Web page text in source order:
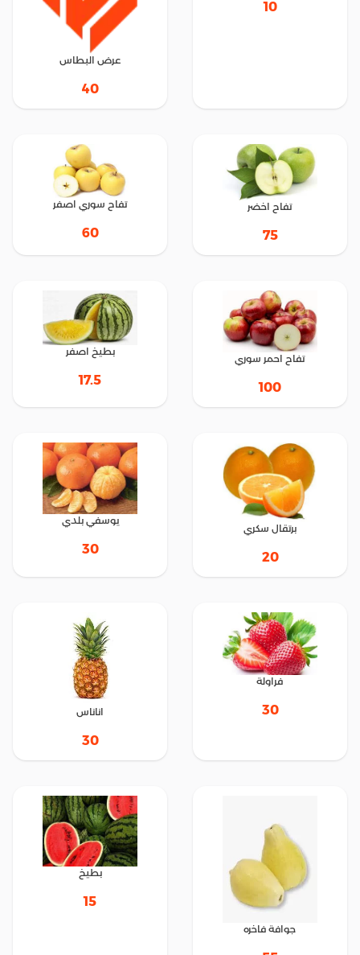
10
عرض البطاس
40
تفاح اخضر
75
تفاح سوري اصفر
60
تفاح احمر سوري
100
بطيخ اصفر
17.5
برتقال سكري
20
يوسفي بلدي
30
فراولة
30 اناناس
30
جوافة فاخره
بطيخ
15